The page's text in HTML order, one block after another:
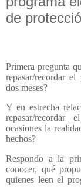
de
Primera pregunta
repasar/recordar
dos meses?
Y en estrecha
repasar/recordar
ocasiones la
hechos?
Respondo a la
conocer, qué
quienes leen el